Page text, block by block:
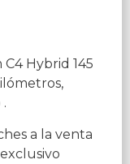
Hybrid 145
a la venta